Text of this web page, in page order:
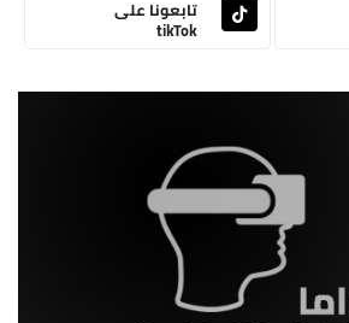
تابعونا على
tikTok